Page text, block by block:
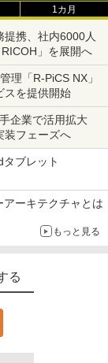
1カ月
提携、社内6000人
」を展開へ
理「R-PiCS NX」
スを提供開始
企業で活用拡大
装フェーズへ
ブレット
ーキテクチャとは
もっと見る
る